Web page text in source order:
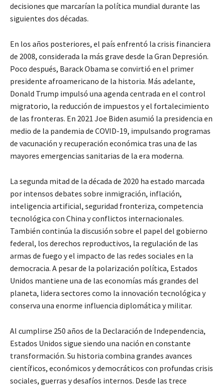
decisiones que marcarían la política mundial durante las
siguientes dos décadas.
En los años posteriores, el país enfrentó la crisis financiera
de 2008, considerada la más grave desde la Gran Depresión.
Poco después, Barack Obama se convirtió en el primer
presidente afroamericano de la historia. Más adelante,
Donald Trump impulsó una agenda centrada en el control
migratorio, la reducción de impuestos y el fortalecimiento
de las fronteras. En 2021 Joe Biden asumió la presidencia en
medio de la pandemia de COVID-19, impulsando programas
de vacunación y recuperación económica tras una de las
mayores emergencias sanitarias de la era moderna.
La segunda mitad de la década de 2020 ha estado marcada
por intensos debates sobre inmigración, inflación,
inteligencia artificial, seguridad fronteriza, competencia
tecnológica con China y conflictos internacionales.
También continúa la discusión sobre el papel del gobierno
federal, los derechos reproductivos, la regulación de las
armas de fuego y el impacto de las redes sociales en la
democracia. A pesar de la polarización política, Estados
Unidos mantiene una de las economías más grandes del
planeta, lidera sectores como la innovación tecnológica y
conserva una enorme influencia diplomática y militar.
Al cumplirse 250 años de la Declaración de Independencia,
Estados Unidos sigue siendo una nación en constante
transformación. Su historia combina grandes avances
científicos, económicos y democráticos con profundas crisis
sociales, guerras y desafíos internos. Desde las trece